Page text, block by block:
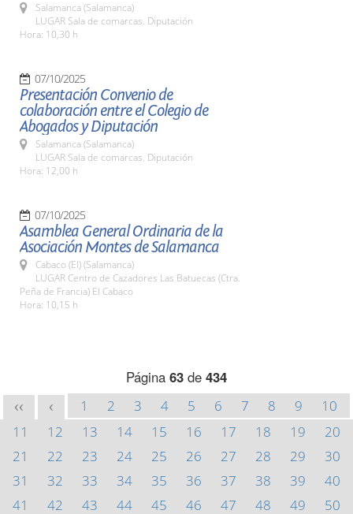
Salamanca (Salamanca)
LUGAR Sala de comarcas. Diputación
Hora: 10,30 h
07/10/2025
Presentación Convenio de
colaboración entre el Colegio de
Abogados y Diputación
Salamanca (Salamanca)
LUGAR Sala de comarcas. Diputación
Hora: 12,00 h
07/10/2025
Asamblea General Ordinaria de la
Asociación Montes de Salamanca
Cabaco (El) (Salamanca)
LUGAR Centro de Cazadores Las Batuecas (Ctra.
Peña de Francia) El Cabaco
Hora: 10,15 h
Página 63 de 434
<< < 1 2 3 4 5 6 7 8 9
10
11
12 13 14 15 16 17 18 19
20
21
22 23 24 25 26 27 28 29
30
31
32 33 34 35 36 37 38 39
40
41
42 43 44 45 46 47 48 49
50